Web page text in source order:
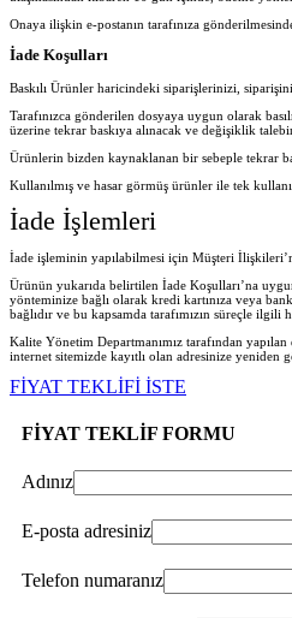
Onaya ilişkin e-postanın tarafınıza
İade Koşulları
Baskılı Ürünler haricindeki siparişlerinizi,
Tarafınızca gönderilen dosyaya uygun olarak
üzerine tekrar baskıya alınacak ve değişiklik
Ürünlerin bizden kaynaklanan bir sebeple tekrar
Kullanılmış ve hasar görmüş ürünler ile tek
İade İşlemleri
İade işleminin yapılabilmesi için Müşteri
Ürünün yukarıda belirtilen İade Koşulları’na
yönteminize bağlı olarak kredi kartınıza veya
bağlıdır ve bu kapsamda tarafımızın süreçle
Kalite Yönetim Departmanımız tarafından
internet sitemizde kayıtlı olan adresinize yeniden
FİYAT TEKLİFİ İSTE
FİYAT TEKLİF FORMU
Adınız
E-posta adresiniz
Telefon numaranız